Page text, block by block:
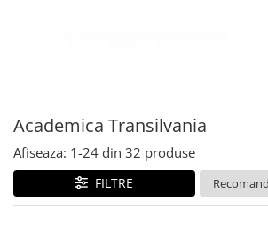
Academica Transilvania
Afiseaza: 1-24 din 32 produse
FILTRE